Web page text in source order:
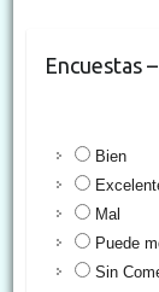
Encuestas
Bien
Mal
Puede
Sin